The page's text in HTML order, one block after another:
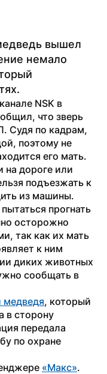
вышел
немало
NSK в
что зверь
Судя по кадрам,
поэтому не
его мать.
на дороге или
подъезжать к
из машины.
прогнать
осторожно
так как их мать
к ним
диких животных
сообщать в
медведя, который
в сторону
передала
по охране
«Макс».